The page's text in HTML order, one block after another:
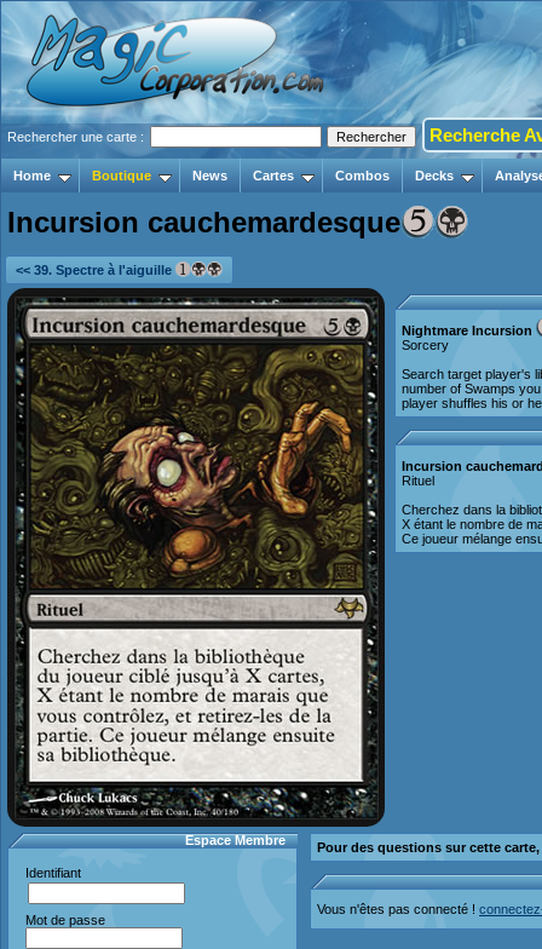
Rechercher une carte : Recherche
Home Boutique News Cartes Combos Decks
Incursion cauchemardesque
<< 39. Spectre à l'aiguille
Nightmare Incursion
Sorcery
Search target player's
number of Swamps
player shuffles his or
Incursion
Rituel
Cherchez dans la
X étant le nombre de
Ce joueur mélange
Espace Membre
Identifiant
Mot de passe
Pour des questions sur cette
Vous n'êtes pas connecté !